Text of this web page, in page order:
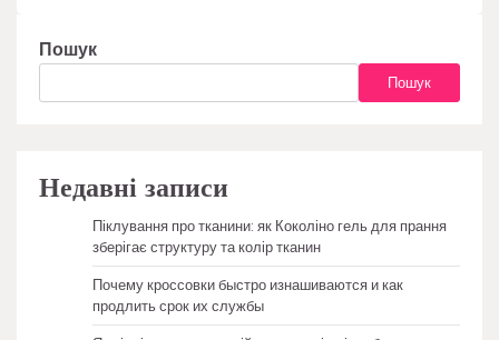
Пошук
Пошук
Недавні записи
Піклування про тканини: як Коколіно гель для прання
зберігає структуру та колір тканин
Почему кроссовки быстро изнашиваются и как
продлить срок их службы